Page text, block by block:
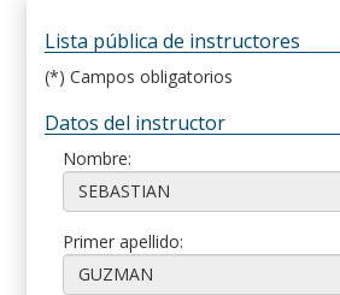
Lista pública de instructores
(*) Campos obligatorios
Datos del instructor
Nombre:
Primer apellido: